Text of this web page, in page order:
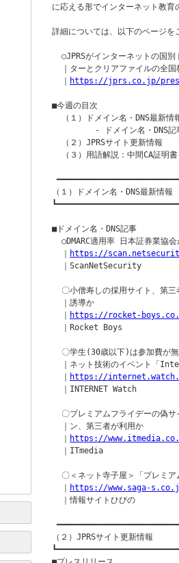
に応える形でインターネット教
詳細については、以下のページを
○JPRSがインターネットの国別
｜ターとクリアファイルの全
https://jprs.co.jp/
■今週の目次
（１）ドメイン名・DNS最新情
- ドメイン名・DNS記
  （２）JPRSサイト更新情報
  （３）用語解説：中間CA証明書
（１）ドメイン名・DNS最新情報
■ドメイン名・DNS記事
○DMARC適用率 日本証券業協
https://
  ｜ScanNetSecurity
〇小僧寿しの採用サイト、第
  ｜誘導か
https://rocket-
  ｜Rocket Boys
〇学生(30歳以下)は参加費が
｜ネット技術のイベント「
https://
  ｜INTERNET Watch
〇プレミアムフライデーの偽
  ｜ン、第三者が利用か
https://
  ｜ITmedia
〇＜ネット寺子屋＞「プレミ
https://www.saga-
  ｜情報サイトひびの
（２）JPRSサイト更新情報